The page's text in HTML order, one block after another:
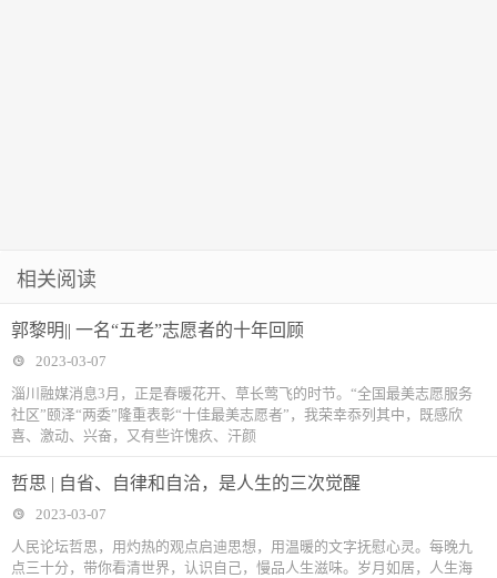
相关阅读
郭黎明|| 一名“五老”志愿者的十年回顾
2023-03-07
淄川融媒消息3月，正是春暖花开、草长莺飞的时节。“全国最美志愿服务
社区”颐泽“两委”隆重表彰“十佳最美志愿者”，我荣幸忝列其中，既感欣
喜、激动、兴奋，又有些许愧疚、汗颜
哲思 | 自省、自律和自洽，是人生的三次觉醒
2023-03-07
人民论坛哲思，用灼热的观点启迪思想，用温暖的文字抚慰心灵。每晚九
点三十分，带你看清世界，认识自己，慢品人生滋味。岁月如居，人生海